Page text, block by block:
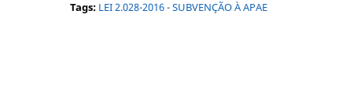
Tags: LEI 2.028-2016 - SUBVENÇÃO À APAE